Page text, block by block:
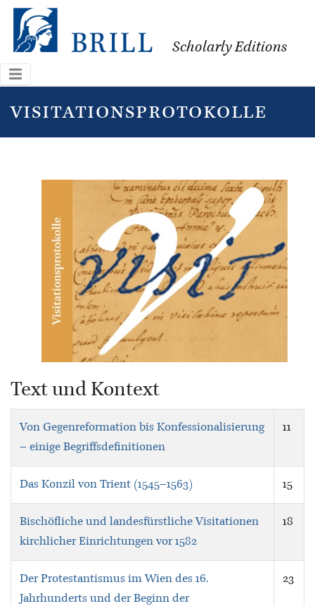
Scholarly Editions
visitationsprotokolle
Text und Kontext
Von Gegenreformation bis Konfessionalisierung
– einige Begriffsdefinitionen
11
Das Konzil von Trient (1545–1563) 15
Bischöfliche und landesfürstliche Visitationen
kirchlicher Einrichtungen vor 1582
18
Der Protestantismus im Wien des 16.
Jahrhunderts und der Beginn der
23